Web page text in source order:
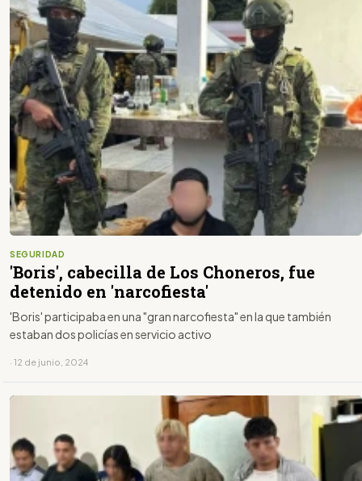
SEGURIDAD
'Boris', cabecilla de Los Choneros, fue
detenido en 'narcofiesta'
'Boris' participaba en una "gran narcofiesta" en la que también
estaban dos policías en servicio activo
· 12 de junio, 2024